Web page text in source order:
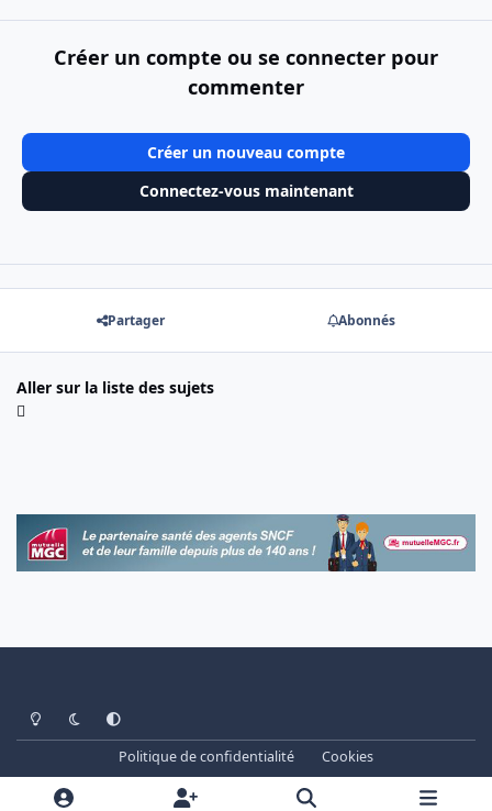
Créer un compte ou se connecter pour
commenter
Créer un nouveau compte
Connectez-vous maintenant
Partager Abonnés
Aller sur la liste des sujets
Light ModeDark ModeSystem Preference
Politique de confidentialité
Cookies
www.cheminots.net - Forum Libre depuis 2003
Powered by
Invision Community